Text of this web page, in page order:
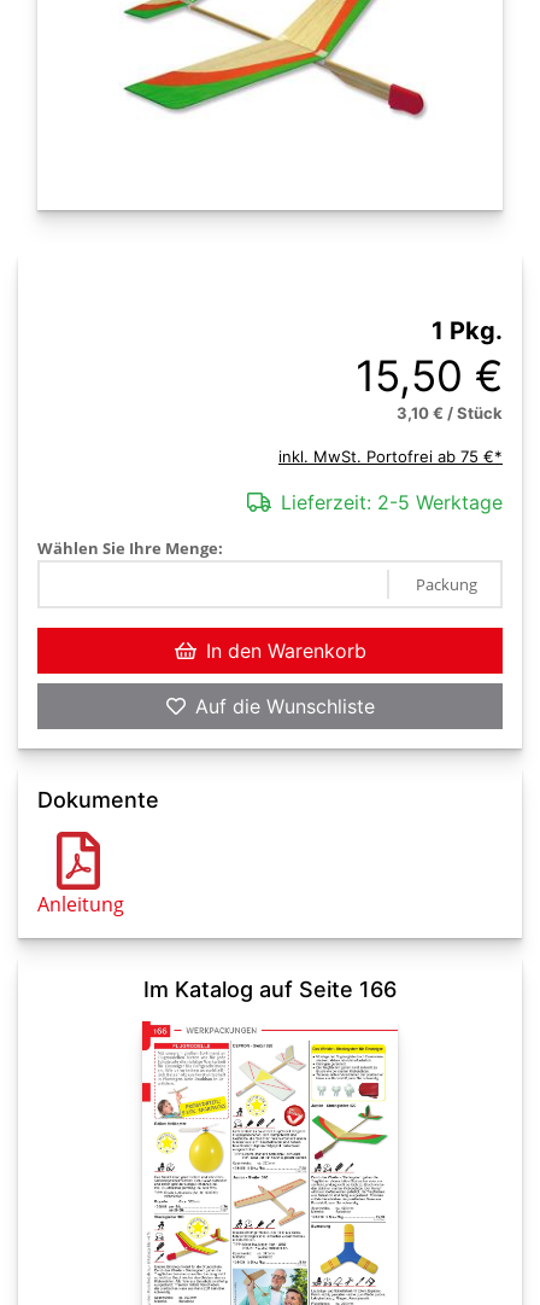
1 Pkg.
15,50 €
3,10 € / Stück
inkl. MwSt. Portofrei ab 75 €*
Lieferzeit: 2-5 Werktage
Wählen Sie Ihre Menge:
Packung
In den Warenkorb
Auf die Wunschliste
Dokumente
Anleitung
Im Katalog auf Seite 166